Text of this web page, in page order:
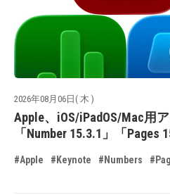
2026年08月06日( 木 )
Apple、iOS/iPadOS/Mac用
「Number 15.3.1」「Pages
#Apple #Keynote #Numbers